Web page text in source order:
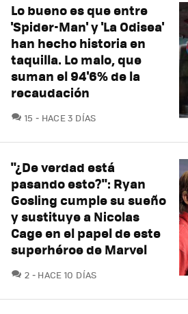
Lo bueno es que entre
'Spider-Man' y 'La Odisea'
han hecho historia en
taquilla. Lo malo, que
suman el 94'6% de la
recaudación
15 COMENTARIOS
HACE 3 DÍAS
"¿De verdad está
pasando esto?": Ryan
Gosling cumple su sueño
y sustituye a Nicolas
Cage en el papel de este
superhéroe de Marvel
2 COMENTARIOS
HACE 10 DÍAS